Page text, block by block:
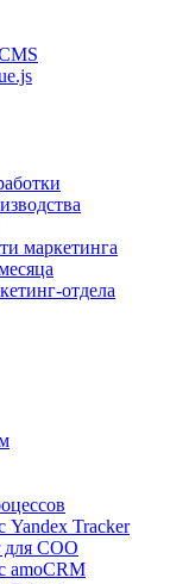
маркетинга
отдела
Yandex Tracker
для СОО
amoCRM